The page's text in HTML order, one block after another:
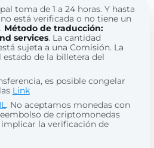
toma de 1 a 24 horas. Y hasta
está verificada o no tiene un
Método de traducción:
services. La cantidad
sujeta a una Comisión. La
de la billetera del
es posible congelar
Link
. No aceptamos monedas con
de criptomonedas
la verificación de